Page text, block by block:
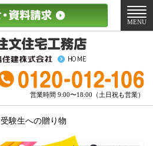
営業時間 9:00〜18:00（土日祝も営業）
メ
ニ
MENU
受験生への贈り物